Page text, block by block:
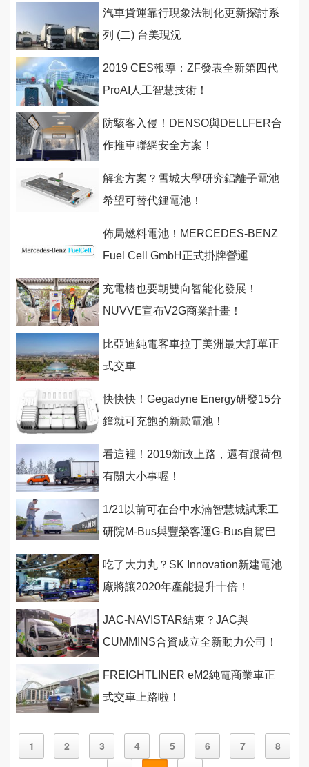
汽車貨運靠行現象法制化更新探討系
列 (二) 台美現況
2019 CES報導：ZF發表全新第四代
ProAI人工智慧技術！
防駭客入侵！DENSO與DELLFER合
作推車聯網安全方案！
解套方案？雪城大學研究鋁離子電池
希望可替代鋰電池！
佈局燃料電池！MERCEDES-BENZ
Fuel Cell GmbH正式掛牌營運
充電樁也要朝雙向智能化發展！
NUVVE宣布V2G商業計畫！
比亞迪純電客車拉丁美洲最大訂單正
式交車
快快快！Gegadyne Energy研發15分
鐘就可充飽的新款電池！
看這裡！2019新政上路，還有跟荷包
有關大小事喔！
1/21以前可在台中水湳智慧城試乘工
研院M-Bus與豐榮客運G-Bus自駕巴
吃了大力丸？SK Innovation新建電池
廠將讓2020年產能提升十倍！
JAC-NAVISTAR結束？JAC與
CUMMINS合資成立全新動力公司！
FREIGHTLINER eM2純電商業車正
式交車上路啦！
1 2 3 4 5 6 7
8